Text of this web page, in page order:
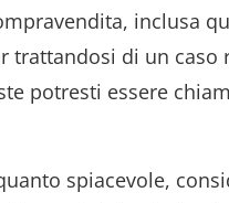
inclusa
trattandosi di un caso
potresti essere
spiacevole,